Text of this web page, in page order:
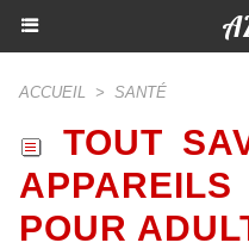
ACCUEIL > SANTÉ
TOUT
POUR